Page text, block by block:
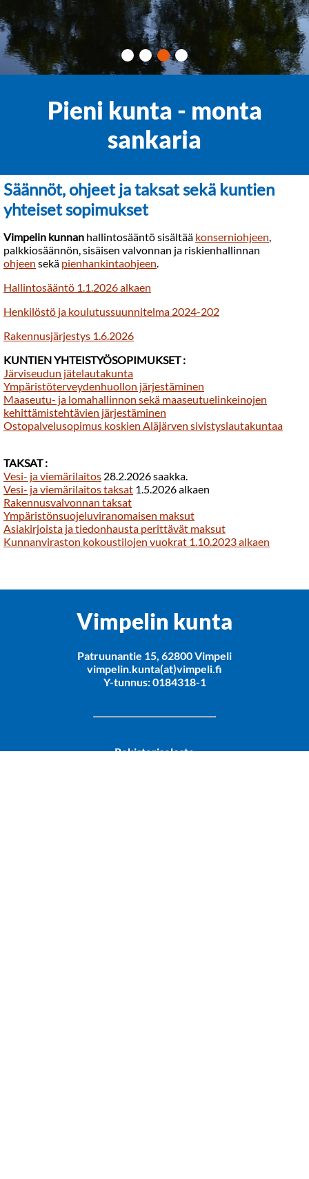
Pieni kunta - monta
sankaria
Säännöt, ohjeet ja taksat sekä kuntien
yhteiset sopimukset
Vimpelin kunnan hallintosääntö sisältää konserniohjeen
palkkiosäännön, sisäisen valvonnan ja riskienhallinnan
ohjeen sekä pienhankintaohjeen
Hallintosääntö 1.1.2026 alkaen
Henkilöstö ja koulutussuunnitelma 2024-202
Rakennusjärjestys 1.6.2026
KUNTIEN YHTEISTYÖSOPIMUKSET :
Järviseudun jätelautakunta
Ympäristöterveydenhuollon järjestäminen
Maaseutu- ja lomahallinnon sekä maaseutuelinkeinojen
kehittämistehtävien järjestäminen
Ostopalvelusopimus koskien Aläjärven sivistyslautakuntaa
TAKSAT :
Vesi- ja viemärilaitos 28.2.2026 saakka.
Vesi- ja viemärilaitos taksat 1.5.2026 alkaen
Rakennusvalvonnan taksat
Ympäristönsuojeluviranomaisen maksut
Asiakirjoista ja tiedonhausta perittävät maksut
Kunnanviraston kokoustilojen vuokrat 1.10.2023 alkaen
Vimpelin kunta
Patruunantie 15, 62800 Vimpeli
vimpelin.kunta(at)vimpeli.fi
Y-tunnus: 0184318-1
Rekisteriseloste